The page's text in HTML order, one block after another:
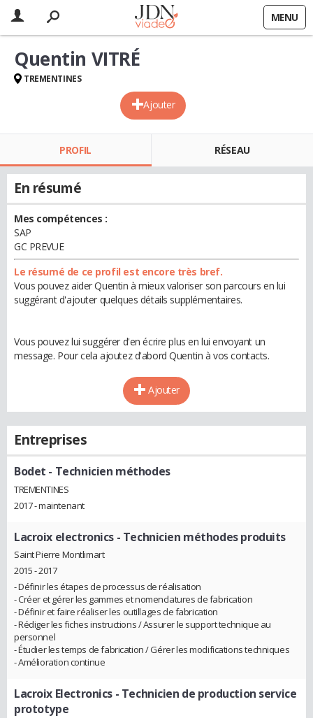
MENU
Ajouter
Quentin VITRÉ
TREMENTINES
PROFIL RÉSEAU
En résumé
Mes compétences :
SAP
GC PREVUE
Le résumé de ce profil est encore très bref.
Vous pouvez aider Quentin à mieux valoriser son parcours en lui
suggérant d'ajouter quelques détails supplémentaires.
Vous pouvez lui suggérer d'en écrire plus en lui envoyant un
message. Pour cela ajoutez d'abord Quentin à vos contacts.
Ajouter
Entreprises
Bodet - Technicien méthodes
TREMENTINES
2017 - maintenant
Lacroix electronics - Technicien méthodes produits
Saint Pierre Montlimart
2015 - 2017
- Définir les étapes de processus de réalisation
- Créer et gérer les gammes et nomenclatures de fabrication
- Définir et faire réaliser les outillages de fabrication
- Rédiger les fiches instructions / Assurer le support technique au
personnel
- Étudier les temps de fabrication / Gérer les modifications techniques
- Amélioration continue
Lacroix Electronics - Technicien de production service
prototype